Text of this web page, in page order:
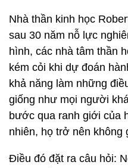
Nhà thần kinh học
sau 30 năm nỗ lực
hình, các nhà tâm thần
kém cỏi khi dự đoán
khả năng làm những
giống như mọi người
bước qua ranh giới của
nhiên, họ trở nên không
Điều đó đặt ra câu hỏi: